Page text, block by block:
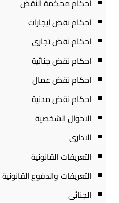
احكام محكمة النقض
احكام نقض ايجارات
احكام نقض تجارى
احكام نقض جنائية
احكام نقض عمال
احكام نقض مدنية
الاحوال الشخصية
الادارى
التعريفات القانونية
التعريفات والدفوع القانونية
الجنائى